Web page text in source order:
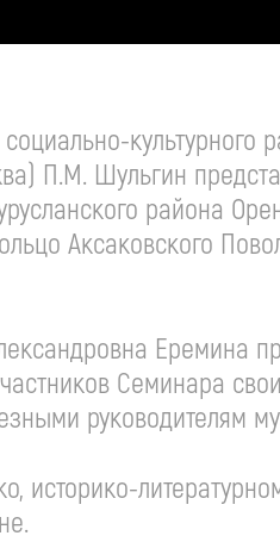
культурного
П.М. Шульгин
района
Аксаковского
Еремина
Семинара
руководителям
историко-